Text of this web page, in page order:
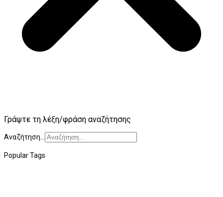
Γράψτε τη λέξη/φράση αναζήτησης
Αναζήτηση...
Popular Tags